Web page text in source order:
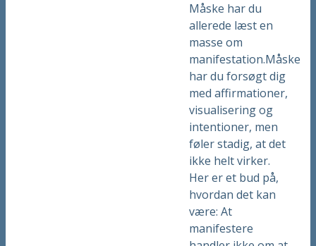
Måske har du
allerede læst en
masse om
manifestation.Måske
har du forsøgt dig
med affirmationer,
visualisering og
intentioner, men
føler stadig, at det
ikke helt virker.
Her er et bud på,
hvordan det kan
være: At
manifestere